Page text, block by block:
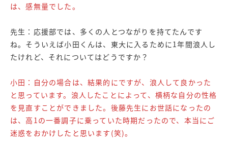
は、感無量でした。
先生：応援部では、多くの人とつながりを持てたんです
ね。そういえば小田くんは、東大に入るために1年間浪人し
たけれど、それについてはどうですか？
小田：自分の場合は、結果的にですが、浪人して良かった
と思っています。浪人したことによって、横柄な自分の性格
を見直すことができました。後藤先生にお世話になったの
は、高1の一番調子に乗っていた時期だったので、本当にご
迷惑をおかけしたと思います(笑)。